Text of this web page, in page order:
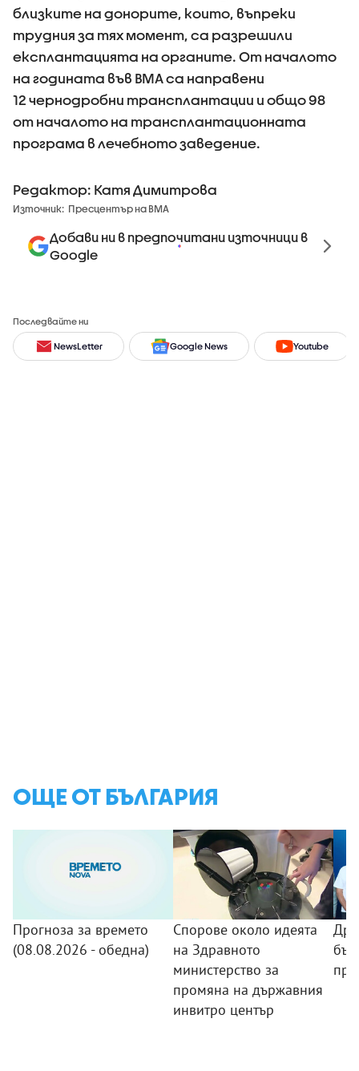
близките на донорите, които, въпреки
трудния за тях момент, са разрешили
експлантацията на органите. От началото
на годината във ВМА са направени
12 чернодробни трансплантации и общо 98
от началото на трансплантационната
програма в лечебното заведение.
Редактор: Катя Димитрова
Източник: Пресцентър на ВМА
Добави ни в предпочитани източници в
Google
Последвайте ни
NewsLetter Google News Youtube
ОЩЕ ОТ БЪЛГАРИЯ
Прогноза за времето
(08.08.2026 - обедна)
Спорове около идеята
на Здравното
министерство за
промяна на държавния
инвитро център